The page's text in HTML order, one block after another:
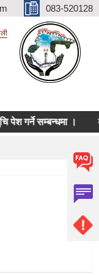
083-520128
गर्ने सम्बन्धमा । दर